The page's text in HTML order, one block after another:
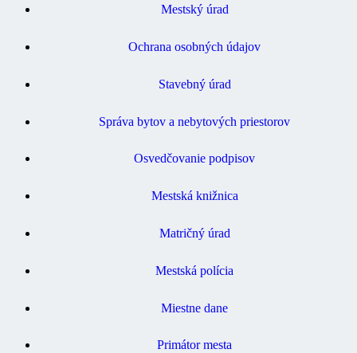
Mestský úrad
Ochrana osobných údajov
Stavebný úrad
Správa bytov a nebytových priestorov
Osvedčovanie podpisov
Mestská knižnica
Matričný úrad
Mestská polícia
Miestne dane
Primátor mesta